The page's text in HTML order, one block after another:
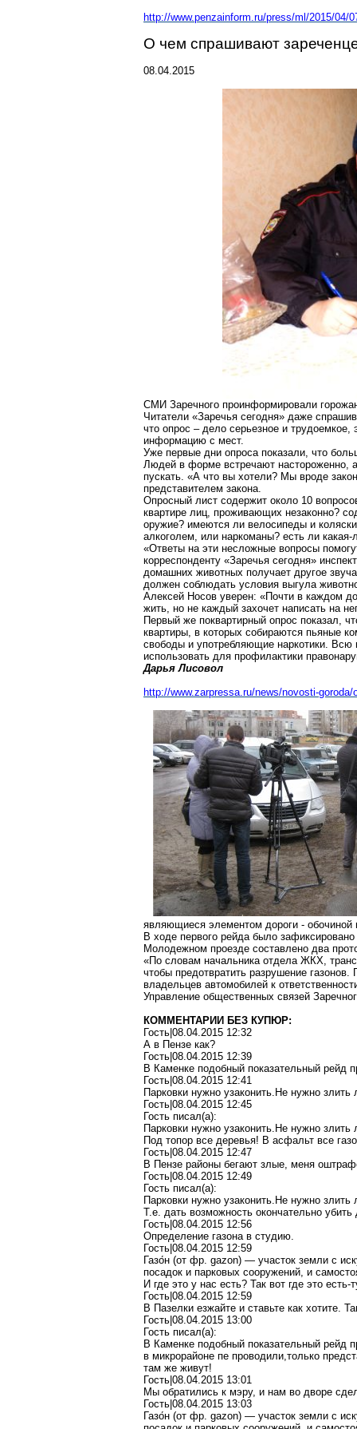
http://www.penzainform.ru/press/ml/2015/
О чем спрашивают
08.04.2015
СМИ Заречного проинформировали
Читатели «Заречья сегодня» даже
что опрос – дело серьезное и
информацию с мест.
Уже первые дни опроса показали, что
Людей в форме встречают настороженно,
пускать. «А что вы хотели? Мы вроде
представителем закона.
Опросный лист содержит около 10
квартире лиц, проживающих незаконно?
оружие? имеются ли велосипеды и
алкоголем, или наркоманы? есть ли
«Ответы на эти несложные вопросы
корреспонденту «Заречья сегодня»
домашних животных получает другое
должен соблюдать условия выгула
Алексей Носов уверен: «Почти в каждом
жить, но не каждый захочет написать на
Первый же поквартирный опрос показал,
квартиры, в которых собираются пьяные
свободы и употребляющие наркотики.
использовать для профилактики
Дарья Лисовол
http://www.zarpressa.ru/news/novosti-
являющиеся элементом дороги - обочиной
В ходе первого рейда было
Молодежном проезде составлено два
«По словам начальника отдела ЖКХ,
чтобы предотвратить разрушение
владельцев автомобилей к
Управление общественных связей
КОММЕНТАРИИ БЕЗ КУПЮР:
Гость|08.04.2015 12:32
А в Пензе как?
Гость|08.04.2015 12:39
В Каменке подобный показательный рейд
Гость|08.04.2015 12:41
Парковки нужно узаконить.Не нужно злить
Гость|08.04.2015 12:45
Гость писал(a):
Парковки нужно узаконить.Не нужно злить
Под топор все деревья! В асфальт все
Гость|08.04.2015 12:47
В Пензе районы бегают злые, меня
Гость|08.04.2015 12:49
Гость писал(a):
Парковки нужно узаконить.Не нужно злить
Т.е. дать возможность окончательно
Гость|08.04.2015 12:56
Определение газона в студию.
Гость|08.04.2015 12:59
Газо́н (от фр. gazon) — участок земли с
посадок и парковых сооружений, и
И где это у нас есть? Так вот где это
Гость|08.04.2015 12:59
В Пазелки езжайте и ставьте как хотите.
Гость|08.04.2015 13:00
Гость писал(a):
В Каменке подобный показательный рейд
в микрорайоне пе проводили,только
там же живут!
Гость|08.04.2015 13:01
Мы обратились к мэру, и нам во дворе
Гость|08.04.2015 13:03
Газо́н (от фр. gazon) — участок земли с